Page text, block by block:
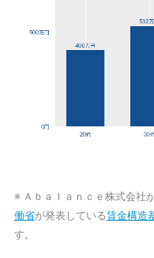
※ Ａｂａｌａｎｃｅ株式会社
働省が発表している賃金構造
す。